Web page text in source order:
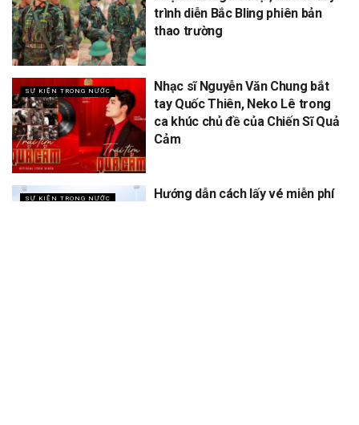
trình diễn Bắc Bling phiên bản
thao trường
SỰ KIỆN TRONG NƯỚC
Nhạc sĩ Nguyễn Văn Chung bắt
tay Quốc Thiên, Neko Lê trong
ca khúc chủ đề của Chiến Sĩ Quả
Cảm
SỰ KIỆN TRONG NƯỚC
Hướng dẫn cách lấy vé miễn phí